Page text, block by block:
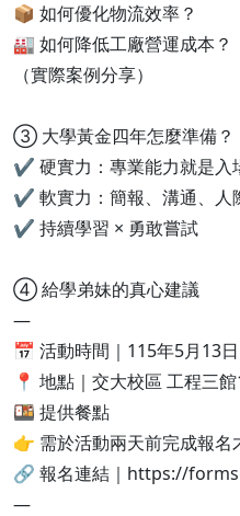
📦 如何優化物流效率？
🏭 如何降低工廠營運成本？
（實際案例分享）
③ 大學黃金四年怎麼準備？
✔ 硬實力：專業能力就是入
✔ 軟實力：簡報、溝通、人
✔ 持續學習 × 勇敢嘗試
④ 給學弟妹的真心建議
—
📅 活動時間｜115年5月13
📍 地點｜交大校區 工程三
🍱 提供餐點
👉 需於活動兩天前完成報名
🔗 報名連結｜https://
—